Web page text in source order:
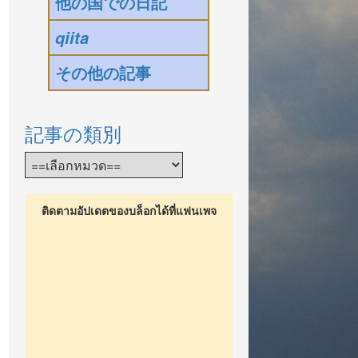
qiita
その他の記事
記事の類別
ติดตามอัปเดตของบล็อกได้ที่แฟนเพจ